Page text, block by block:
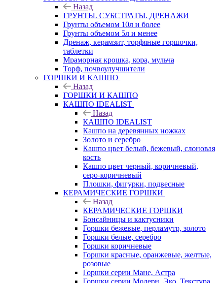
Назад
ГРУНТЫ. СУБСТРАТЫ. ДРЕНАЖИ
Грунты объемом 10л и более
Грунты объемом 5л и менее
Дренаж, керамзит, торфяные горшочки,
таблетки
Мраморная крошка, кора, мульча
Торф, почвоулучшители
ГОРШКИ И КАШПО
Назад
ГОРШКИ И КАШПО
КАШПО IDEALIST
Назад
КАШПО IDEALIST
Кашпо на деревянных ножках
Золото и серебро
Кашпо цвет белый, бежевый, слоновая
кость
Кашпо цвет черный, коричневый,
серо-коричневый
Плошки, фигурки, подвесные
КЕРАМИЧЕСКИЕ ГОРШКИ
Назад
КЕРАМИЧЕСКИЕ ГОРШКИ
Бонсайницы и кактусники
Горшки бежевые, перламутр, золото
Горшки белые, серебро
Горшки коричневые
Горшки красные, оранжевые, желтые,
розовые
Горшки серии Мане, Астра
Горшки серии Модерн, Эко, Текстура